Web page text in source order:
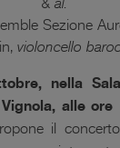
Sezione
violoncello
nella
alle ore
il